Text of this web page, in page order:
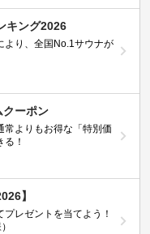
キング2026
より、全国No.1サウナが
クーポン
よりもお得な「特別価
！
】
レゼントを当てよう！